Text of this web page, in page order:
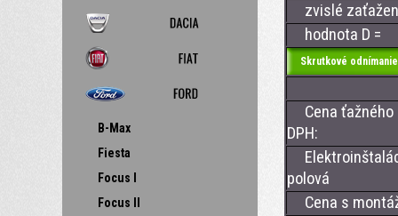
B-Max
Fiesta
Focus I
Focus II
zvislé
hodnota D =
Skrutkové
Cena ťažného
DPH:
polová
Cena s